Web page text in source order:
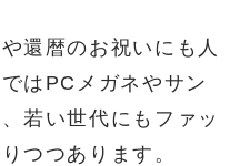
還暦のお祝いにも人
はPCメガネやサン
若い世代にもファッ
つつあります。